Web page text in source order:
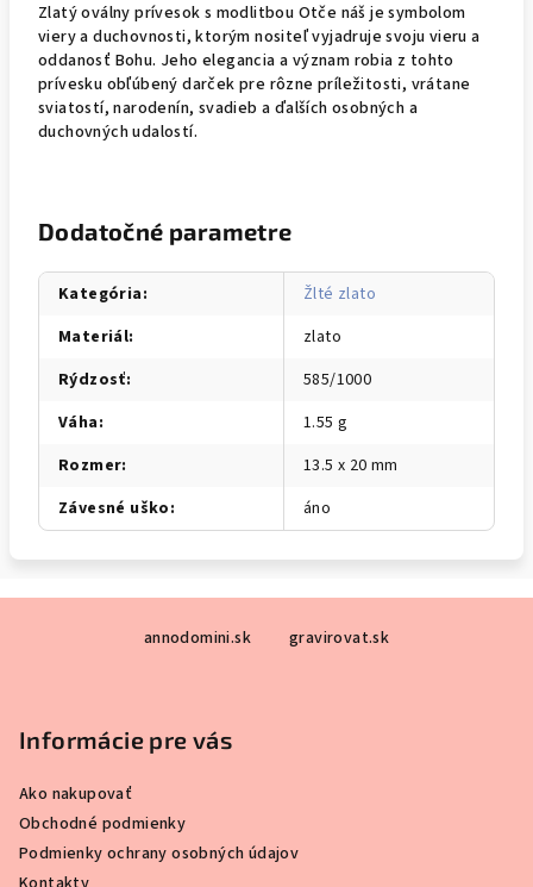
Zlatý oválny prívesok s modlitbou Otče náš je symbolom
viery a duchovnosti, ktorým nositeľ vyjadruje svoju vieru a
oddanosť Bohu. Jeho elegancia a význam robia z tohto
prívesku obľúbený darček pre rôzne príležitosti, vrátane
sviatostí, narodenín, svadieb a ďalších osobných a
duchovných udalostí.
Dodatočné parametre
Kategória:
Žlté zlato
Materiál:
zlato
Rýdzosť:
585/1000
Váha:
1.55 g
Rozmer:
13.5 x 20 mm
Závesné uško: áno
annodomini.sk gravirovat.sk
Informácie pre vás
Ako nakupovať
Obchodné podmienky
Podmienky ochrany osobných údajov